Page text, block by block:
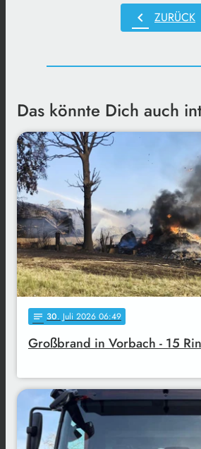
chevron_left ZURÜCK
Das könnte Dich auch
notes 30. Juli 2026 06:49
Großbrand in Vorbach - 15